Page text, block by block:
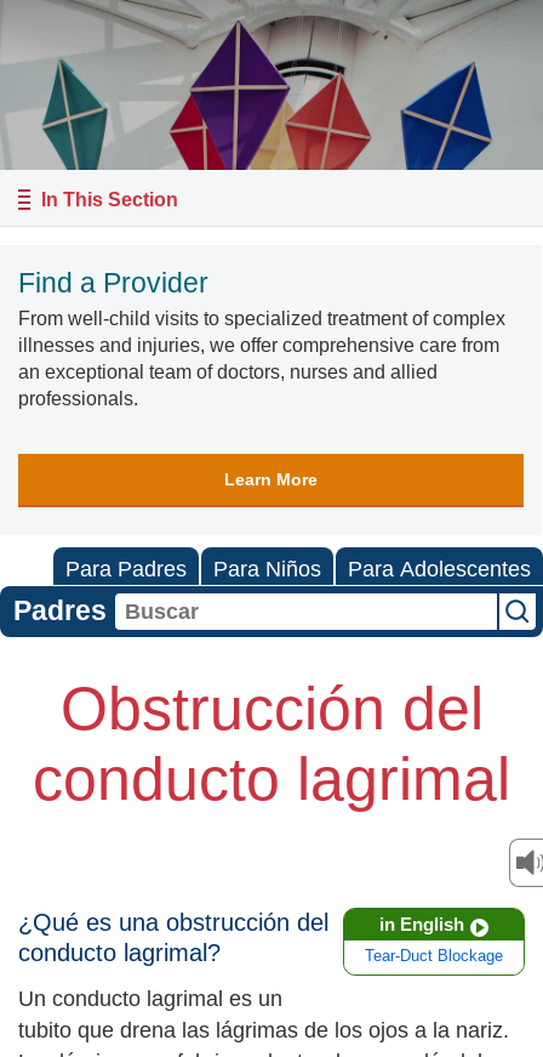
In This Section
Find a Provider
From well-child visits to specialized treatment of complex
illnesses and injuries, we offer comprehensive care from
an exceptional team of doctors, nurses and allied
professionals.
Learn More
Para Padres Para Niños Para Adolescentes
Padres
Obstrucción del
conducto lagrimal
in English
Tear-Duct Blockage
¿Qué es una obstrucción del
conducto lagrimal?
Un conducto lagrimal es un
tubito que drena las lágrimas de los ojos a la nariz.